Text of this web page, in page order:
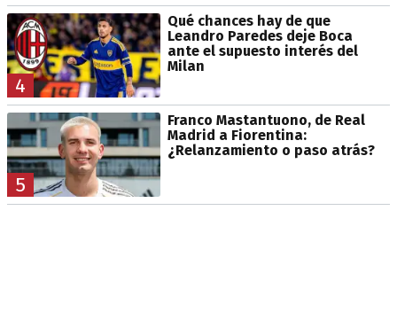
4
Qué chances hay de que
Leandro Paredes deje Boca
ante el supuesto interés del
Milan
5
Franco Mastantuono, de Real
Madrid a Fiorentina:
¿Relanzamiento o paso atrás?